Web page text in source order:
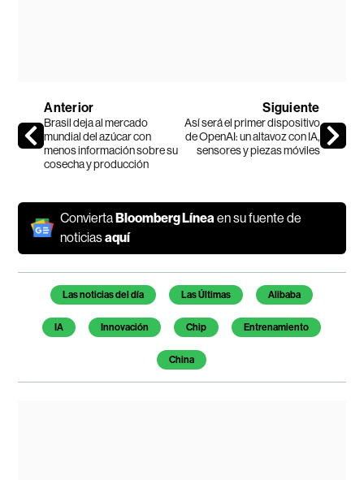
Anterior
Brasil deja al mercado
mundial del azúcar con
menos información sobre su
cosecha y producción
Siguiente
Así será el primer dispositivo
de OpenAI: un altavoz con IA,
sensores y piezas móviles
ConviertaBloomberg Línea en su fuente de
noticiasaquí
Temas de este artículo
Las noticias del día Las Últimas Alibaba
IA Innovación Chip Entrenamiento
China